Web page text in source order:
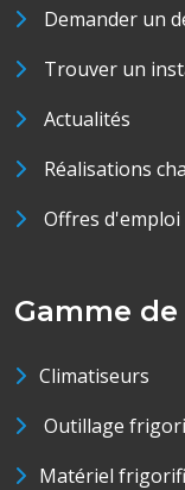
Demander un
Trouver un
Actualités
Réalisations
Offres d'emploi
Gamme
Climatiseurs
Outillage
Matériel